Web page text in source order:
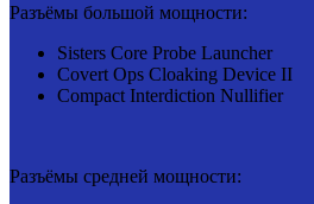
Разъёмы большой мощности:
Sisters Core Probe Launcher
Covert Ops Cloaking Device II
Compact Interdiction Nullifier
Разъёмы средней мощности: